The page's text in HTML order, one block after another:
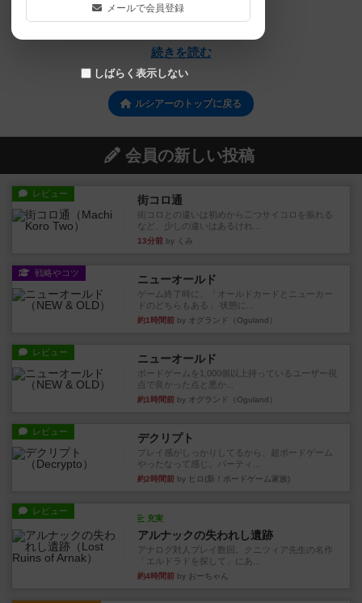
jurong
続きを読む
ルシアーのトップに戻る
会員の新しい投稿
レビュー 街コロ通
街コロとの違いは初めから二つサイコロを振れる
など、少しの違いはあるけれ...
13分前 by くみ
戦略やコツ ニューオールド
ゲーム終了時に、「オールドカードとニューカー
ドのどちらもある」 状態に...
約1時間前 by オグランド（Oguland）
レビュー ニューオールド
ボードゲームを1,000個以上持っているユーザー視
点で良かった点と悪か...
約1時間前 by オグランド（Oguland）
レビュー デクリプト
プレイ感がしっかりしてるから、超ボードゲーム
やったなって感じ。パーティ...
約2時間前 by ヒロ(新！ボードゲーム家族)
レビュー
充実
アルナックの失われし遺跡
アナログ対人プレイ数回。クニツィア先生の名作
「エルドラドを探して」にあ...
約4時間前 by おーちゃん
メールで会員登録
しばらく表示しない